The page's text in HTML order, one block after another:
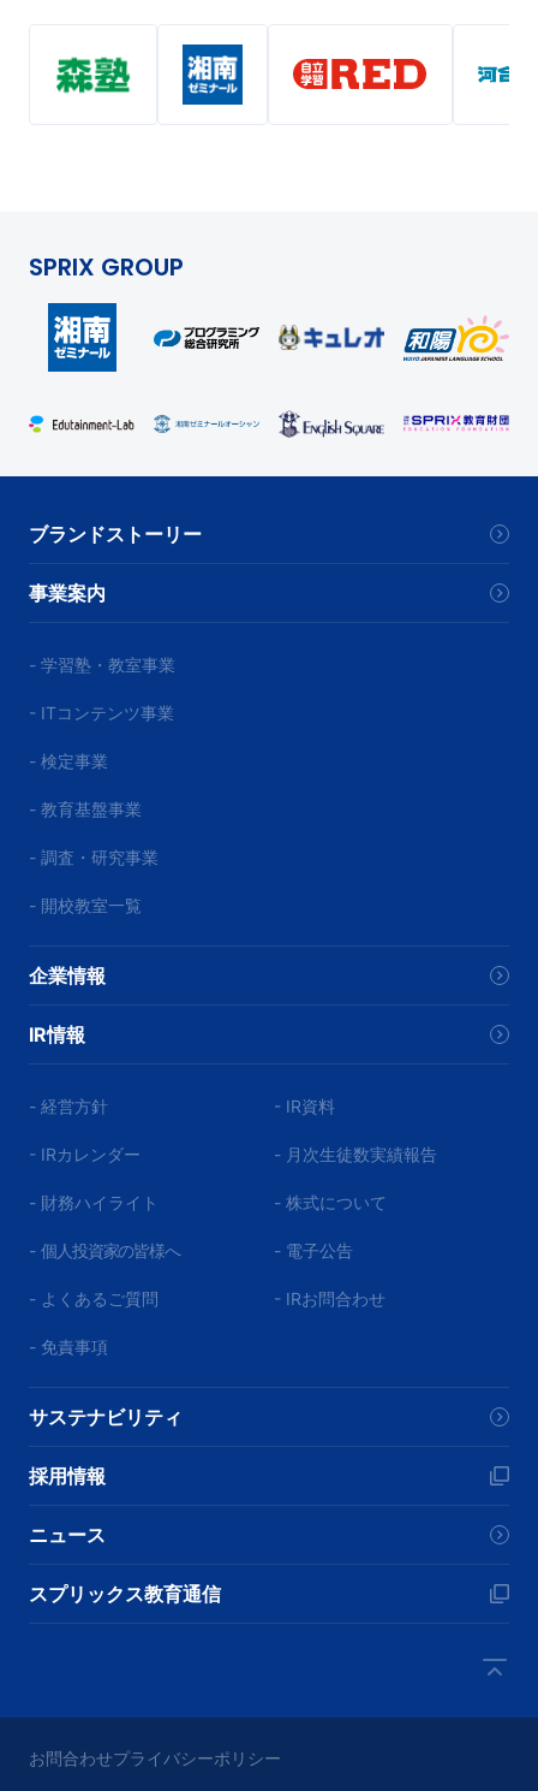
SPRIX GROUP
ブランドストーリー
事業案内
- 学習塾・教室事業
- ITコンテンツ事業
- 検定事業
- 教育基盤事業
- 調査・研究事業
- 開校教室一覧
企業情報
IR情報
- 経営方針 - IR資料
- IRカレンダー - 月次生徒数実績報告
- 財務ハイライト - 株式について
- 個人投資家の皆様へ - 電子公告
- よくあるご質問 - IRお問合わせ
- 免責事項
サステナビリティ
採用情報
ニュース
スプリックス教育通信
お問合わせプライバシーポリシー